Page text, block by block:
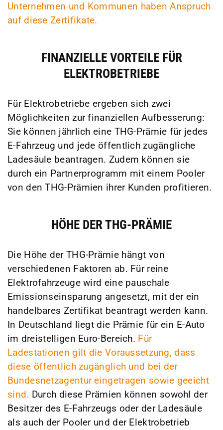
Unternehmen und Kommunen haben Anspruch
auf diese Zertifikate.
FINANZIELLE VORTEILE FÜR
ELEKTROBETRIEBE
Für Elektrobetriebe ergeben sich zwei
Möglichkeiten zur finanziellen Aufbesserung:
Sie können jährlich eine THG-Prämie für jedes
E-Fahrzeug und jede öffentlich zugängliche
Ladesäule beantragen. Zudem können sie
durch ein Partnerprogramm mit einem Pooler
von den THG-Prämien ihrer Kunden profitieren.
HÖHE DER THG-PRÄMIE
Die Höhe der THG-Prämie hängt von
verschiedenen Faktoren ab. Für reine
Elektrofahrzeuge wird eine pauschale
Emissionseinsparung angesetzt, mit der ein
handelbares Zertifikat beantragt werden kann.
In Deutschland liegt die Prämie für ein E-Auto
im dreistelligen Euro-Bereich. Für
Ladestationen gilt die Voraussetzung, dass
diese öffentlich zugänglich und bei der
Bundesnetzagentur eingetragen sowie geeicht
sind. Durch diese Prämien können sowohl der
Besitzer des E-Fahrzeugs oder der Ladesäule
als auch der Pooler und der Elektrobetrieb